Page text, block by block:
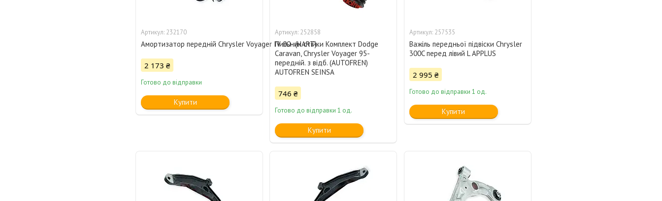
232170
Амортизатор передній Chrysler Voyager IV 00- (HART)
2 173 ₴
Готово до відправки
Купити
252858
Пильник стійки Комплект Dodge
Caravan, Chrysler Voyager 95-
передній. з відб. (AUTOFREN)
AUTOFREN SEINSA
746 ₴
Готово до відправки 1 од.
Купити
257535
Важіль передньої підвіски Chrysler
300C перед лівий L APPLUS
2 995 ₴
Готово до відправки 1 од.
Купити